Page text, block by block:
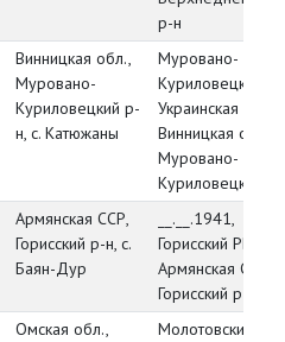
р-н
Винницкая обл.,
Муровано-
Куриловецкий р-
н, с. Катюжаны
Муровано-
Куриловецкий
Украинская ССР,
Винницкая обл.,
Муровано-
Куриловецкий
Армянская ССР,
Горисский р-н, с.
Баян-Дур
__.__.1941,
Горисский РВК,
Армянская ССР,
Горисский р-н
Омская обл.,
Молотовский